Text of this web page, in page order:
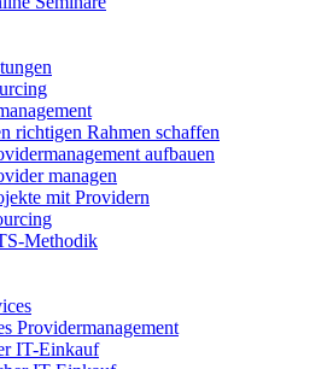
richtigen Rahmen schaffen
aufbauen
managen
mit Providern
Methodik
Providermanagement
IT-Einkauf